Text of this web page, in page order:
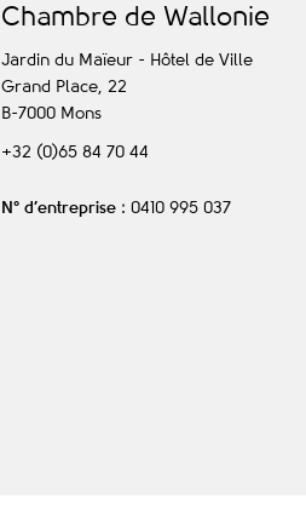
Chambre de Wallonie
Jardin du Maïeur - Hôtel de Ville
Grand Place, 22
B-7000 Mons
+32 (0)65 84 70 44
N° d’entreprise : 0410 995 037